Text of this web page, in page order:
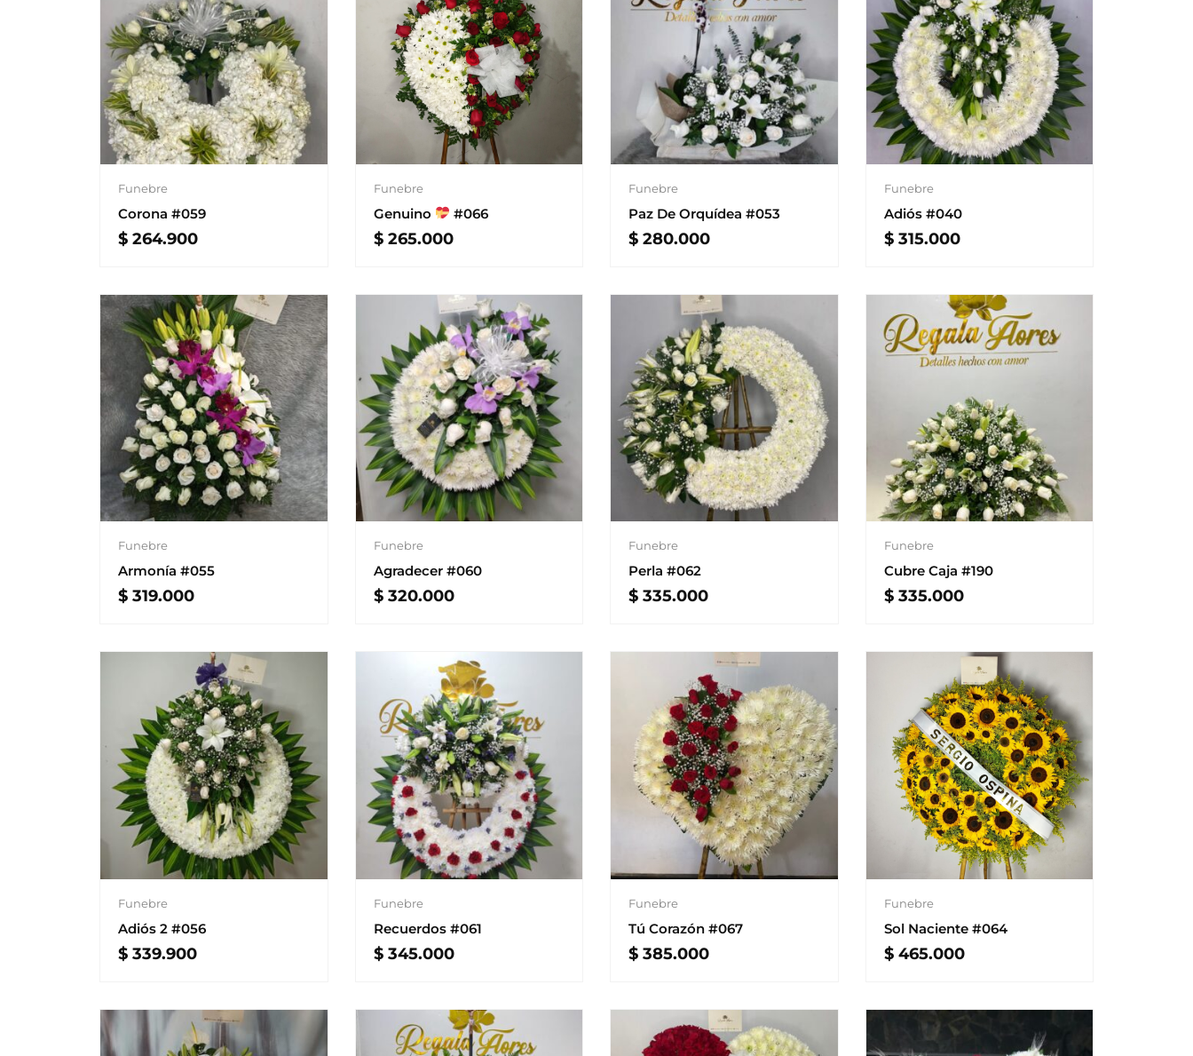
Funebre
Corona #059
$ 264.900
Funebre
Genuino #066
$265.000
Funebre
Paz De Orquídea #053
$ 280.000
Funebre
Adiós #040
$315.000
Funebre
Armonía #055
$ 319.000
Funebre
Agradecer #060
$320.000
Funebre
Perla #062
$ 335.000
Funebre
Cubre Caja #190
$335.000
Funebre
Adiós 2 #056
$ 339.900
Funebre
Recuerdos #061
$345.000
Funebre
Tú Corazón #067
$ 385.000
Funebre
Sol Naciente #064
$465.000